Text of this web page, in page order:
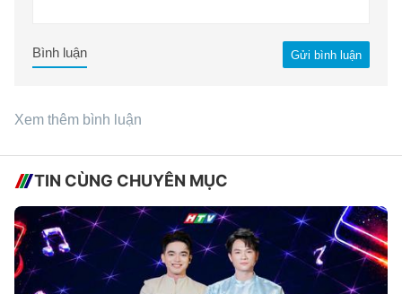
Gửi bình luận
Bình luận
Xem thêm bình luận
TIN CÙNG CHUYÊN MỤC